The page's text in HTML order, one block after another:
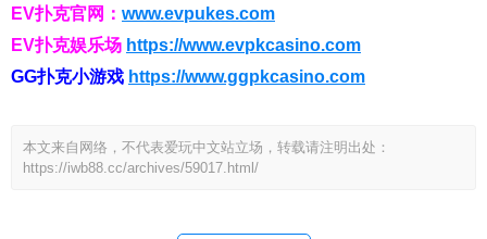
EV扑克官网： www.evpukes.com
EV扑克娱乐场 https://www.evpkcasino.com
GG扑克小游戏 https://www.ggpkcasino.com
本文来自网络，不代表爱玩中文站立场，转载请注明出处：
https://iwb88.cc/archives/59017.html/